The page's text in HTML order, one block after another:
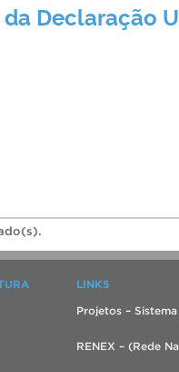
Declaração
LINKS
Projetos –
RENEX – (Rede